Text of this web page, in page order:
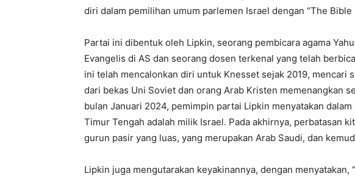
diri dalam pemilihan umum parlemen Israel dengan “The Bible
Partai ini dibentuk oleh Lipkin, seorang pembicara agama
Evangelis di AS dan seorang dosen terkenal yang telah
ini telah mencalonkan diri untuk Knesset sejak 2019, mencari
dari bekas Uni Soviet dan orang Arab Kristen memenangkan
bulan Januari 2024, pemimpin partai Lipkin menyatakan
Timur Tengah adalah milik Israel. Pada akhirnya, perbatasan
gurun pasir yang luas, yang merupakan Arab Saudi, dan
Lipkin juga mengutarakan keyakinannya, dengan menyatakan,